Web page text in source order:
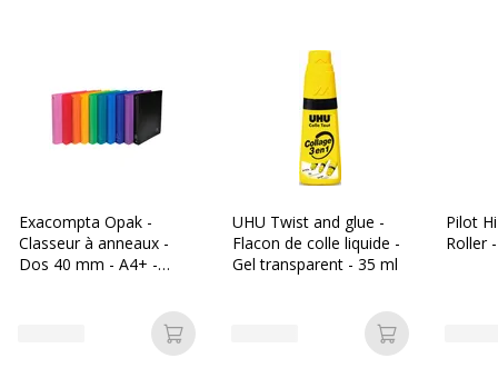
Exacompta Opak -
Classeur à anneaux -
Dos 40 mm - A4+ -
différentes couleurs
Ajouter au panier
UHU Twist and glue -
Flacon de colle liquide -
Gel transparent - 35 ml
Ajouter au
Pilot
Roller